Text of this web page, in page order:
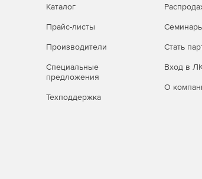
Каталог
Прайс-листы
Производители
Специальные
предложения
Техподдержка
Стать
Вход в
О